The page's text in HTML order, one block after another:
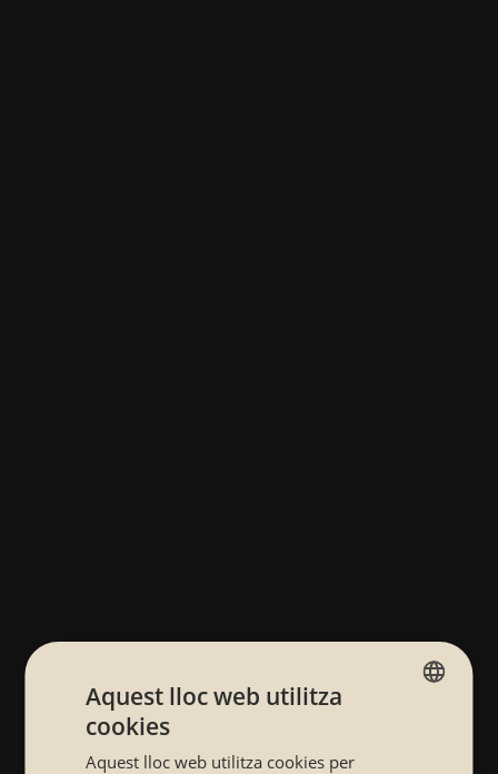
Aquest lloc web utilitza
cookies
Aquest lloc web utilitza cookies per